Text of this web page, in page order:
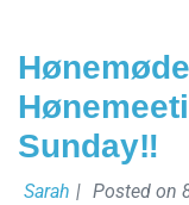
Sunday‼️
Sarah | Posted on